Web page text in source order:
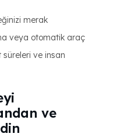
merak
veya otomatik araç
süreleri ve insan
ve